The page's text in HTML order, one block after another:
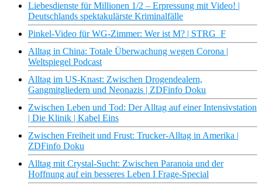
Liebesdienste für Millionen 1/2 – Erpressung mit Video! |
Deutschlands spektakulärste Kriminalfälle
Pinkel-Video für WG-Zimmer: Wer ist M? | STRG_F
Alltag in China: Totale Überwachung wegen Corona |
Weltspiegel Podcast
Alltag im US-Knast: Zwischen Drogendealern,
Gangmitgliedern und Neonazis | ZDFinfo Doku
Zwischen Leben und Tod: Der Alltag auf einer Intensivstation
| Die Klinik | Kabel Eins
Zwischen Freiheit und Frust: Trucker-Alltag in Amerika |
ZDFinfo Doku
Alltag mit Crystal-Sucht: Zwischen Paranoia und der
Hoffnung auf ein besseres Leben I Frage-Special